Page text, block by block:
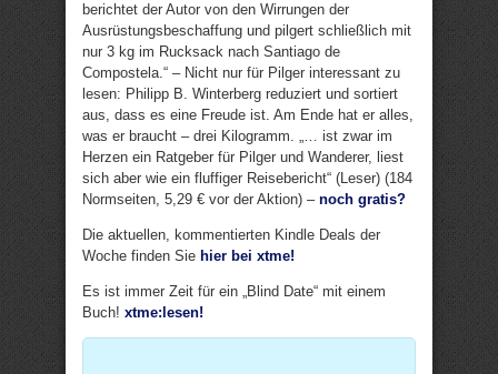
berichtet der Autor von den Wirrungen der
Ausrüstungsbeschaffung und pilgert schließlich mit
nur 3 kg im Rucksack nach Santiago de
Compostela.“ – Nicht nur für Pilger interessant zu
lesen: Philipp B. Winterberg reduziert und sortiert
aus, dass es eine Freude ist. Am Ende hat er alles,
was er braucht – drei Kilogramm. „… ist zwar im
Herzen ein Ratgeber für Pilger und Wanderer, liest
sich aber wie ein fluffiger Reisebericht“ (Leser) (184
Normseiten, 5,29 € vor der Aktion) – noch gratis?
Die aktuellen, kommentierten Kindle Deals der
Woche finden Sie hier bei xtme!
Es ist immer Zeit für ein „Blind Date“ mit einem
Buch! xtme:lesen!